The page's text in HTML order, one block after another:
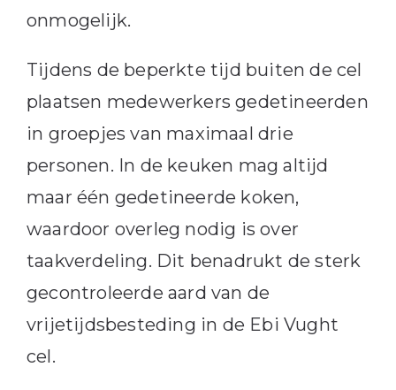
onmogelijk.
Tijdens de beperkte tijd buiten de cel
plaatsen medewerkers gedetineerden
in groepjes van maximaal drie
personen. In de keuken mag altijd
maar één gedetineerde koken,
waardoor overleg nodig is over
taakverdeling. Dit benadrukt de sterk
gecontroleerde aard van de
vrijetijdsbesteding in de Ebi Vught
cel.